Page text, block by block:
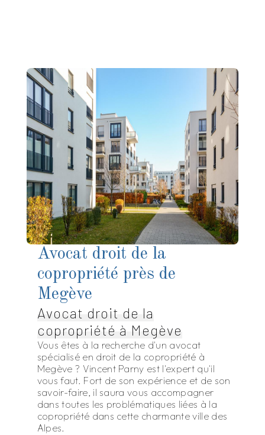
Avocat droit de la
copropriété près de
Megève
Avocat droit de la
copropriété à Megève
Vous êtes à la recherche d'un avocat
spécialisé en droit de la copropriété à
Megève ? Vincent Parny est l'expert qu'il
vous faut. Fort de son expérience et de son
savoir-faire, il saura vous accompagner
dans toutes les problématiques liées à la
copropriété dans cette charmante ville des
Alpes.